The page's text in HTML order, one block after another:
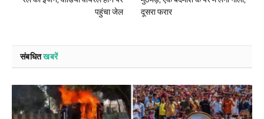
पहुंचा जेल
दूसरा फरार
संबधितखबरें